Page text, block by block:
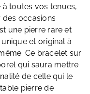
à toutes vos tenues,
occasions
une pierre rare et
et original à
Ce bracelet sur
qui saura mettre
de celle qui le
pierre de